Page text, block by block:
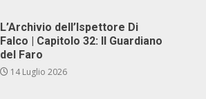
L’Archivio dell’Ispettore Di
Falco | Capitolo 32: Il Guardiano
del Faro
14 Luglio 2026